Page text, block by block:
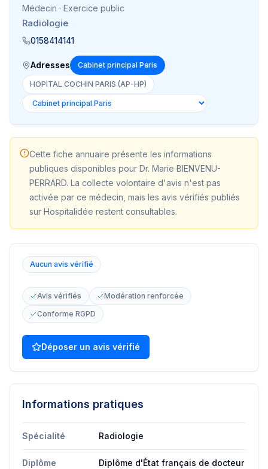
Médecin · Exercice public
Radiologie
0158414141
Adresses Cabinet principal Paris
HOPITAL COCHIN PARIS (AP-HP)
Cette fiche annuaire présente les informations
publiques disponibles pour Dr. Marie BIENVENU-
PERRARD. La collecte volontaire d'avis n'est pas
activée par ce médecin, mais les avis vérifiés publiés
sur Hospitalidée restent consultables.
Aucun avis vérifié
Avis vérifiés
Modération renforcée
Conforme RGPD
Déposer un avis vérifié
Informations pratiques
Spécialité Radiologie
Diplôme
Diplôme d'État français de docteur